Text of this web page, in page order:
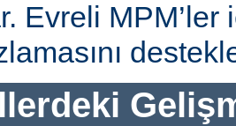
Evreli MPM’ler